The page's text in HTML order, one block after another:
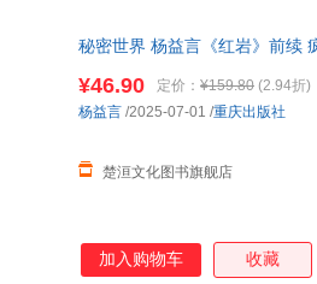
秘密世界 杨益言《红岩》前续
¥46.90 定价： ¥159.80 (2.94折)
楚洹文化图书旗舰店
杨益言 /2025-07-01 /重庆出版社
加入购物车 收藏